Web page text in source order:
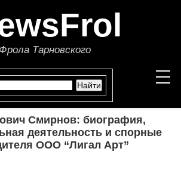
Тарновского
НОВОСТИ
Смирнов: биография,
деятельность и спорные
ООО “Лигал Арт”